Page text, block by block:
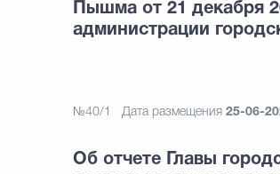
Пышма от 21 декабря
администрации
№40/1 Дата размещения 25-06-
Об отчете Главы